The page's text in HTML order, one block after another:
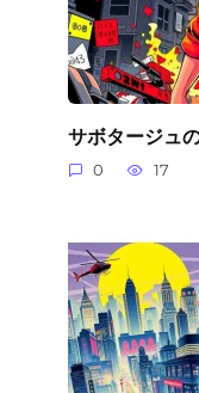
サボタージュ
0 17